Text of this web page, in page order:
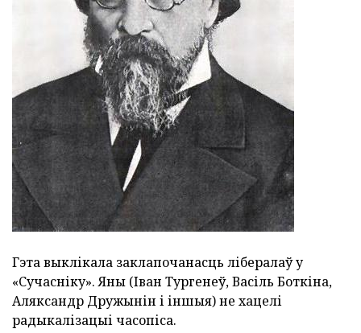
Гэта выклікала заклапочанасць лібералаў у
«Сучасніку». Яны (Іван Тургенеў, Васіль Боткіна,
Аляксандр Дружынін і іншыя) не хацелі
радыкалізацыі часопіса.